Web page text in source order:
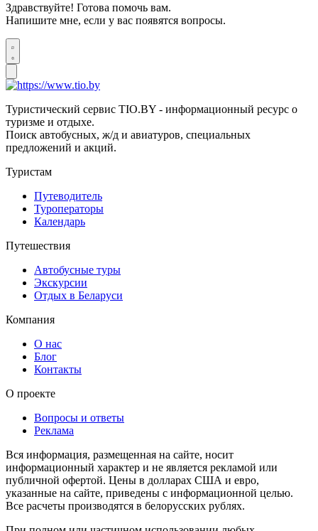
Здравствуйте! Готова помочь вам.
Напишите мне, если у вас появятся вопросы.
Туристический сервис TIO.BY - информационный ресурс о
туризме и отдыхе.
Поиск автобусных, ж/д и авиатуров, специальных
предложений и акций.
Туристам
Путеводитель
Туроператоры
Календарь
Путешествия
Автобусные туры
Экскурсии
Отдых в Беларуси
Компания
О нас
Блог
Контакты
О проекте
Вопросы и ответы
Реклама
Вся информация, размещенная на сайте, носит
информационный характер и не является рекламой или
публичной офертой. Цены в долларах США и евро,
указанные на сайте, приведены с информационной целью.
Все расчеты производятся в белорусских рублях.